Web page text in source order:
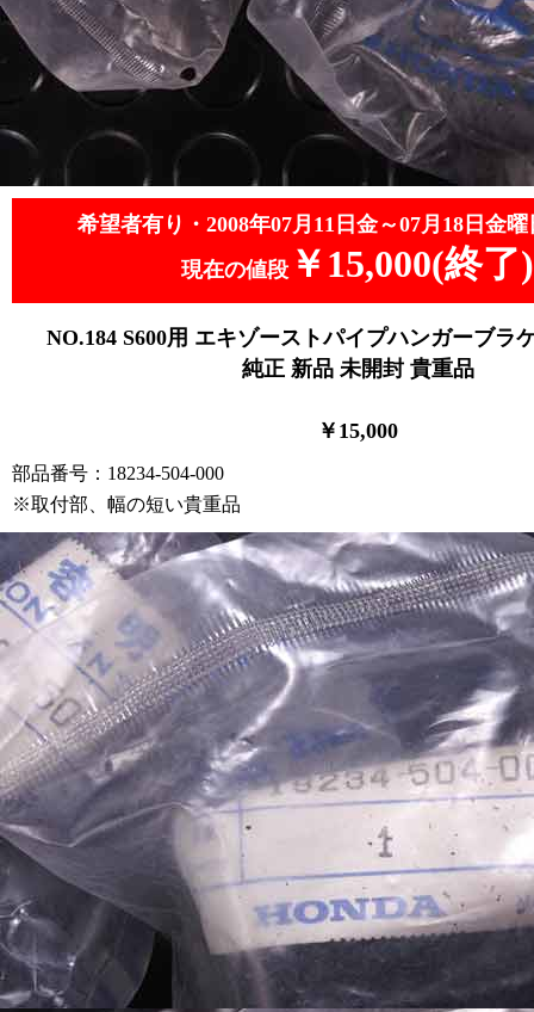
希望者有り・2008年07月11日金～07月18日金曜
現在の値段 ￥15,000(終了)
NO.184S600用 エキゾーストパイプハンガーブラ
純正 新品未開封 貴重品
￥15,000
部品番号：18234-504-000
※取付部、幅の短い貴重品